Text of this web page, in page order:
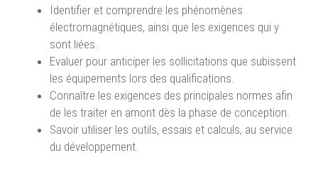
Identifier et comprendre les phénomènes
électromagnétiques, ainsi que les exigences qui y
sont liées.
Evaluer pour anticiper les sollicitations que subissent
les équipements lors des qualifications.
Connaître les exigences des principales normes afin
de les traiter en amont dès la phase de conception.
Savoir utiliser les outils, essais et calculs, au service
du développement.